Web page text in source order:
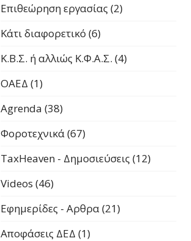
Επιθεώρηση εργασίας (2)
Κάτι διαφορετικό (6)
Κ.Β.Σ. ή αλλιώς Κ.Φ.Α.Σ. (4)
ΟΑΕΔ (1)
Agrenda (38)
Φοροτεχνικά (67)
TaxHeaven - Δημοσιεύσεις (12)
Videos (46)
Εφημερίδες - Αρθρα (21)
Αποφάσεις ΔΕΔ (1)